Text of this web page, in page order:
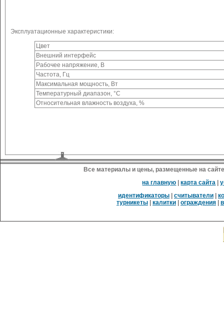
Эксплуатационные характеристики:
Цвет
Внешний интерфейс
Рабочее напряжение, В
Частота, Гц
Максимальная мощность, Вт
Температурный диапазон, °С
Относительная влажность воздуха, %
Все материалы и цены, размещенные на
на главную |карта сайта |
идентификаторы
считыватели
турникеты
калитки ограждения